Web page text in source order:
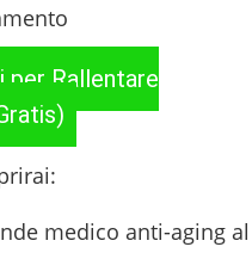
per Rallentare
medico anti-aging al